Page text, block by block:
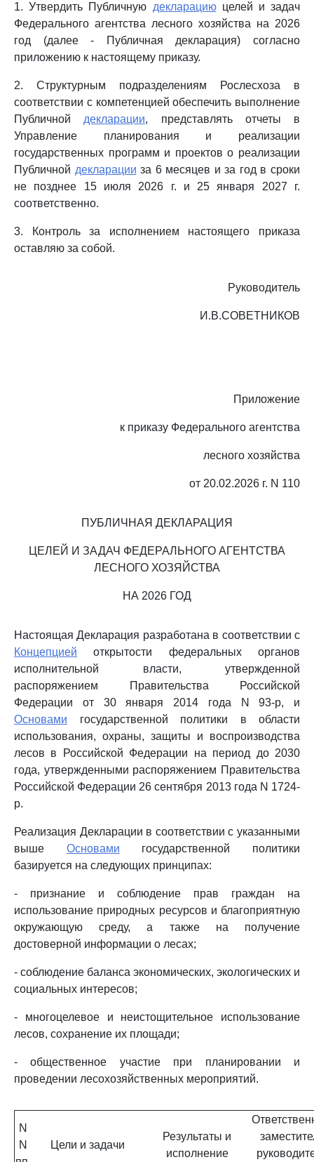
1. Утвердить Публичную декларациюцелей и задач
Федерального агентства лесного хозяйства на 2026
год (далее - Публичная декларация) согласно
приложению к настоящему приказу.
2. Структурным подразделениям Рослесхоза в
соответствии с компетенцией обеспечить выполнение
Публичной декларации, представлять отчеты в
Управление планирования и реализации
государственных программ и проектов о реализации
Публичной декларации за 6 месяцев и за год в сроки
не позднее 15 июля 2026 г. и 25 января 2027 г.
соответственно.
3. Контроль за исполнением настоящего приказа
оставляю за собой.
Руководитель
И.В.СОВЕТНИКОВ
Приложение
к приказу Федерального агентства
лесного хозяйства
от 20.02.2026 г. N 110
ПУБЛИЧНАЯ ДЕКЛАРАЦИЯ
ЦЕЛЕЙ И ЗАДАЧ ФЕДЕРАЛЬНОГО АГЕНТСТВА
ЛЕСНОГО ХОЗЯЙСТВА
НА 2026 ГОД
Настоящая Декларация разработана в соответствии с
Концепцией открытости федеральных органов
исполнительной власти, утвержденной
распоряжением Правительства Российской
Федерации от 30 января 2014 года N 93-р, и
Основами государственной политики в области
использования, охраны, защиты и воспроизводства
лесов в Российской Федерации на период до 2030
года, утвержденными распоряжением Правительства
Российской Федерации 26 сентября 2013 года N 1724-
р.
Реализация Декларации в соответствии с указанными
выше Основами государственной политики
базируется на следующих принципах:
- признание и соблюдение прав граждан на
использование природных ресурсов и благоприятную
окружающую среду, а также на получение
достоверной информации о лесах;
- соблюдение баланса экономических, экологических и
социальных интересов;
- многоцелевое и неистощительное использование
лесов, сохранение их площади;
- общественное участие при планировании и
проведении лесохозяйственных мероприятий.
N
N
Цели и задачи
Результаты и
исполнение